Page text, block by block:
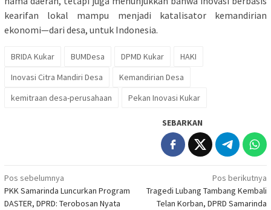
kearifan lokal mampu menjadi katalisator kemandirian
ekonomi—dari desa, untuk Indonesia.
BRIDA Kukar BUMDesa DPMD Kukar
HAKI
Inovasi Citra Mandiri Desa
Kemandirian Desa
kemitraan desa-perusahaan
Pekan Inovasi Kukar
SEBARKAN
Navigasi
pos
Pos sebelumnya
PKK Samarinda Luncurkan Program
DASTER, DPRD: Terobosan Nyata
Pos berikutnya
Tragedi Lubang Tambang Kembali
Telan Korban, DPRD Samarinda